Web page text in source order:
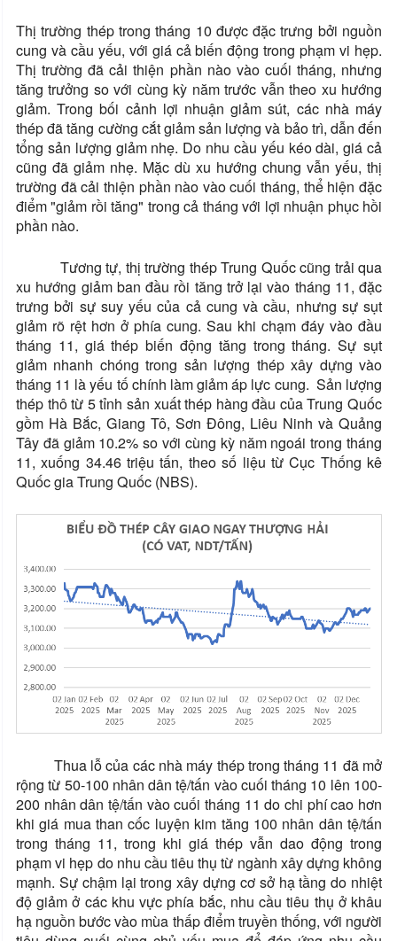
Thị trường thép trong tháng 10 được đặc trưng bởi nguồn
cung và cầu yếu, với giá cả biến động trong phạm vi hẹp.
Thị trường đã cải thiện phần nào vào cuối tháng, nhưng
tăng trưởng so với cùng kỳ năm trước vẫn theo xu hướng
giảm. Trong bối cảnh lợi nhuận giảm sút, các nhà máy
thép đã tăng cường cắt giảm sản lượng và bảo trì, dẫn đến
tổng sản lượng giảm nhẹ. Do nhu cầu yếu kéo dài, giá cả
cũng đã giảm nhẹ. Mặc dù xu hướng chung vẫn yếu, thị
trường đã cải thiện phần nào vào cuối tháng, thể hiện đặc
điểm "giảm rồi tăng" trong cả tháng với lợi nhuận phục hồi
phần nào.
Tương tự, thị trường thép Trung Quốc cũng trải qua
xu hướng giảm ban đầu rồi tăng trở lại vào tháng 11, đặc
trưng bởi sự suy yếu của cả cung và cầu, nhưng sự sụt
giảm rõ rệt hơn ở phía cung. Sau khi chạm đáy vào đầu
tháng 11, giá thép biến động tăng trong tháng. Sự sụt
giảm nhanh chóng trong sản lượng thép xây dựng vào
tháng 11 là yếu tố chính làm giảm áp lực cung. Sản lượng
thép thô từ 5 tỉnh sản xuất thép hàng đầu của Trung Quốc
gồm Hà Bắc, Giang Tô, Sơn Đông, Liêu Ninh và Quảng
Tây đã giảm 10.2% so với cùng kỳ năm ngoái trong tháng
11, xuống 34.46 triệu tấn, theo số liệu từ Cục Thống kê
Quốc gia Trung Quốc (NBS).
Thua lỗ của các nhà máy thép trong tháng 11 đã mở
rộng từ 50-100 nhân dân tệ/tấn vào cuối tháng 10 lên 100-
200 nhân dân tệ/tấn vào cuối tháng 11 do chi phí cao hơn
khi giá mua than cốc luyện kim tăng 100 nhân dân tệ/tấn
trong tháng 11, trong khi giá thép vẫn dao động trong
phạm vi hẹp do nhu cầu tiêu thụ từ ngành xây dựng không
mạnh. Sự chậm lại trong xây dựng cơ sở hạ tầng do nhiệt
độ giảm ở các khu vực phía bắc, nhu cầu tiêu thụ ở khâu
hạ nguồn bước vào mùa thấp điểm truyền thống, với người